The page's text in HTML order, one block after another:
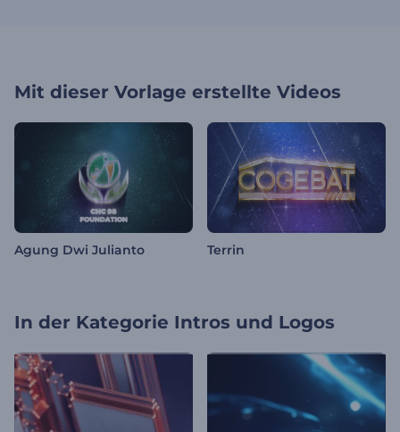
Mit dieser Vorlage erstellte Videos
Agung Dwi Julianto Terrin
In der Kategorie Intros und Logos